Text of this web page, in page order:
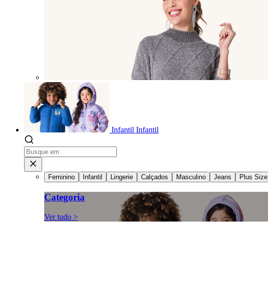
Infantil Infantil
Feminino Infantil Lingerie Calçados Masculino Jeans Plus Size
Categoria
Ver tudo >